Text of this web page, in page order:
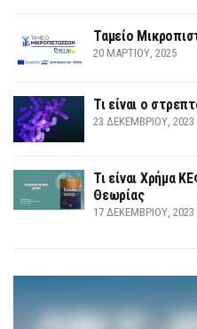
Ταμείο
20 ΜΑΡΤΊΟΥ, 2025
Τι είναι ο
23 ΔΕΚΕΜΒΡΊΟΥ, 2023
Τι είναι Χρήμα
Θεωρίας
17 ΔΕΚΕΜΒΡΊΟΥ, 2023